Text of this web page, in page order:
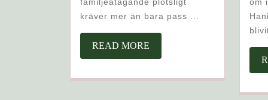
–
kräver mer än bara pass ...
READ MORE
MORE